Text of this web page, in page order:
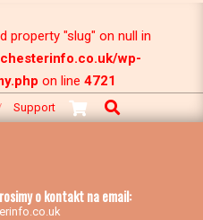
property "slug" on null in
wp-
on line 4721
Support
Search
o kontakt na email: